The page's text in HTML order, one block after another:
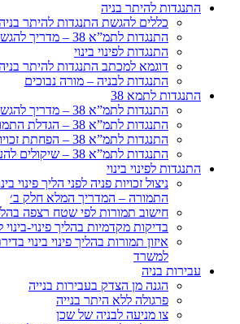
התנגדות להיתר בניה
כללים להגשת התנגדות להיתר
התנגדות לתמ”א 38 – מדריך להגשת התנגדות
התנגדות לפינוי בינוי
דוגמא למכתב התנגדות להיתר
התנגדות לבניה – מורה נבוכים
התנגדות לתמא 38
התנגדות לתמ”א 38 – מדריך להגשת התנגדות
התנגדות לתמ”א 38 – הגדלת התמורה המתקבלת
התנגדות לתמ”א 38 – הפחתת זכויות ותמריצים
התנגדות לתמ”א 38 – שיקולים להענקת מלוא זכויות הבניה
התנגדות לפינוי בינוי
ניצול זכויות פניה לפני הליך
התמורה – המדריך המלא חלק ב׳
חישוב תמורות לפי שטח רצפה
בדיקות מקדמיות בהליך פינוי-
איזון תמורות בהליך פינוי בינוי
למשרד
עבירות בניה
הגנה מן הצדק בעבירות בנייה
פרגולה ללא היתר בנייה
צו מניעה לבניה של שכן